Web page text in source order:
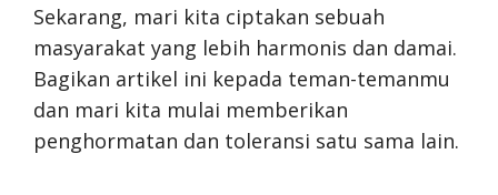
Sekarang, mari kita ciptakan sebuah
masyarakat yang lebih harmonis dan damai.
Bagikan artikel ini kepada teman-temanmu
dan mari kita mulai memberikan
penghormatan dan toleransi satu sama lain.